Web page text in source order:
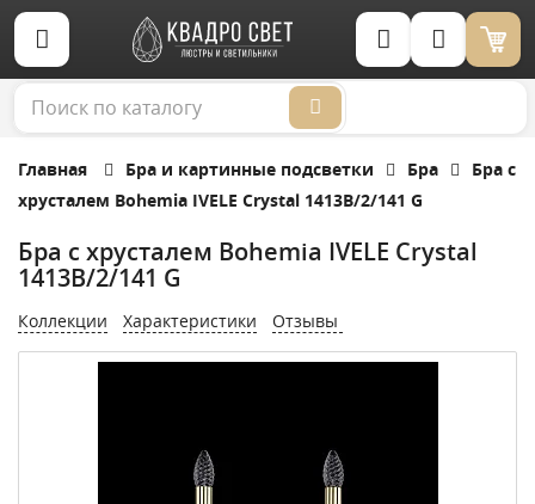
Корзина (0)
Главная Бра и картинные подсветки Бра
Бра с
хрусталем Bohemia IVELE Crystal 1413B/2/141 G
Бра с хрусталем Bohemia IVELE Crystal
1413B/2/141 G
Коллекции Характеристики Отзывы